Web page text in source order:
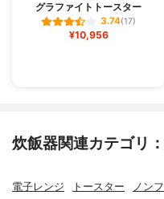
グラファイトトースター
3.74(17)
¥10,956
炊飯器関連カテゴリ
電子レンジ トースター ノン